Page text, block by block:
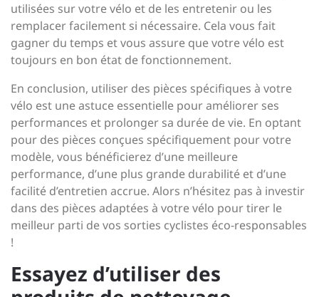
utilisées sur votre vélo et de les entretenir ou les
remplacer facilement si nécessaire. Cela vous fait
gagner du temps et vous assure que votre vélo est
toujours en bon état de fonctionnement.
En conclusion, utiliser des pièces spécifiques à votre
vélo est une astuce essentielle pour améliorer ses
performances et prolonger sa durée de vie. En optant
pour des pièces conçues spécifiquement pour votre
modèle, vous bénéficierez d’une meilleure
performance, d’une plus grande durabilité et d’une
facilité d’entretien accrue. Alors n’hésitez pas à investir
dans des pièces adaptées à votre vélo pour tirer le
meilleur parti de vos sorties cyclistes éco-responsables
!
Essayez d’utiliser des